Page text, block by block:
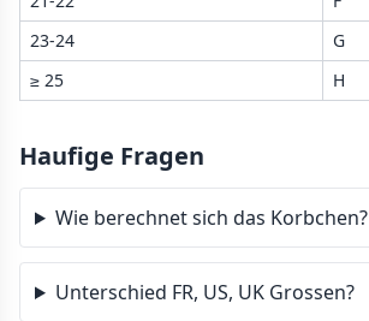
23-24
G
≥ 25
H
Haufige Fragen
Wie berechnet sich das Korbchen?
Unterschied FR, US, UK Grossen?